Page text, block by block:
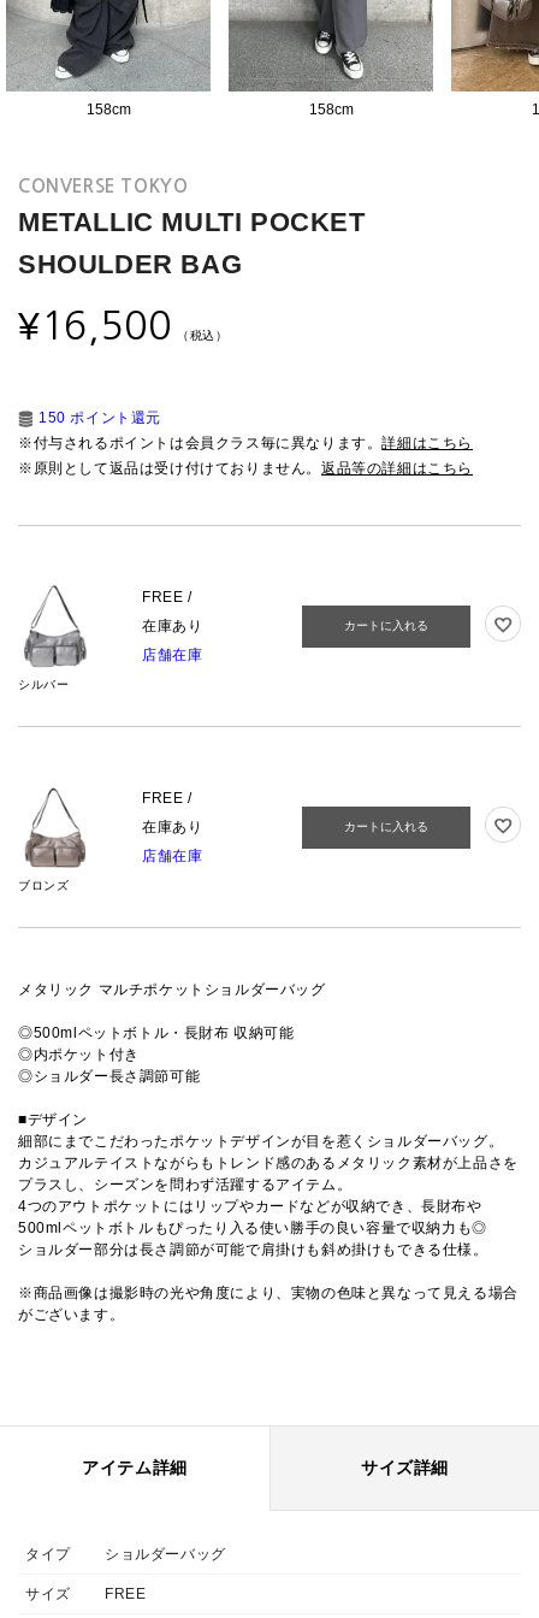
158cm 158cm
CONVERSE TOKYO
METALLIC MULTI POCKET
SHOULDER BAG
¥16,500 （税込）
150 ポイント還元
※付与されるポイントは会員クラス毎に異なります。詳細はこちら
※原則として返品は受け付けておりません。 返品等の詳細はこちら
シルバー
FREE /
在庫あり
店舗在庫
カートに入れる
ブロンズ
FREE /
在庫あり
店舗在庫
カートに入れる
メタリック マルチポケットショルダーバッグ
◎500mlペットボトル・長財布 収納可能
◎内ポケット付き
◎ショルダー長さ調節可能
■デザイン
細部にまでこだわったポケットデザインが目を惹くショルダーバッグ。
カジュアルテイストながらもトレンド感のあるメタリック素材が上品さを
プラスし、シーズンを問わず活躍するアイテム。
4つのアウトポケットにはリップやカードなどが収納でき、長財布や
500mlペットボトルもぴったり入る使い勝手の良い容量で収納力も◎
ショルダー部分は長さ調節が可能で肩掛けも斜め掛けもできる仕様。
※商品画像は撮影時の光や角度により、実物の色味と異なって見える場合
がございます。
アイテム詳細 サイズ詳細
タイプ ショルダーバッグ
サイズ FREE